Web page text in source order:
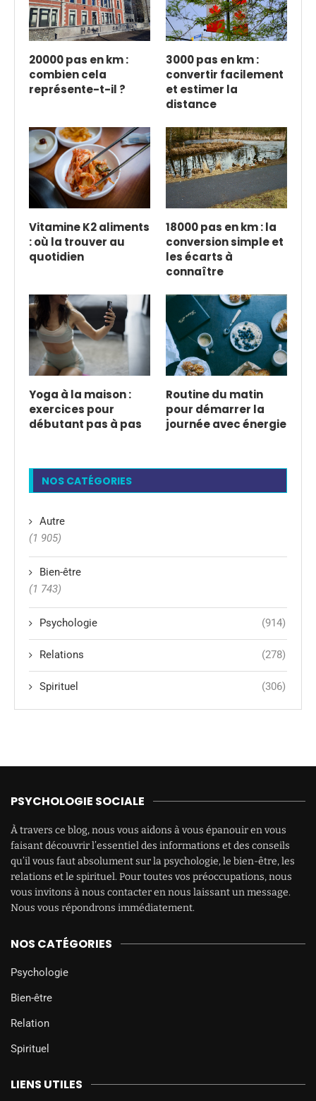
20000 pas en km :
combien cela
représente-t-il ?
3000 pas en km :
convertir facilement
et estimer la
distance
Vitamine K2 aliments
: où la trouver au
quotidien
18000 pas en km : la
conversion simple et
les écarts à
connaître
Yoga à la maison :
exercices pour
débutant pas à pas
Routine du matin
pour démarrer la
journée avec énergie
NOS CATÉGORIES
Autre
(1 905)
Bien-être
(1 743)
Psychologie (914)
Relations (278)
Spirituel (306)
PSYCHOLOGIE SOCIALE
À travers ce blog, nous vous aidons à vous épanouir en vous
faisant découvrir l’essentiel des informations et des conseils
qu’il vous faut absolument sur la psychologie, le bien-être, les
relations et le spirituel. Pour toutes vos préoccupations, nous
vous invitons à nous contacter en nous laissant un message.
Nous vous répondrons immédiatement.
NOS CATÉGORIES
Psychologie
Bien-être
Relation
Spirituel
LIENS UTILES